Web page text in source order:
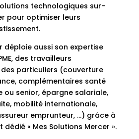
technologiques sur-
pour optimiser leurs
déploie aussi son expertise
des travailleurs
particuliers (couverture
complémentaires santé
ou senior, épargne salariale,
mobilité internationale,
emprunteur, …) grâce à
« Mes Solutions Mercer ».